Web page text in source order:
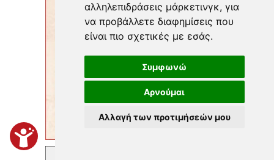
αλληλεπιδράσεις μάρκετινγκ, για
να προβάλλετε διαφημίσεις που
είναι πιο σχετικές με εσάς.
Συμφωνώ
Αρνούμαι
Αλλαγή των προτιμήσεών μου